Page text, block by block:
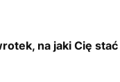
na jaki Cię stać